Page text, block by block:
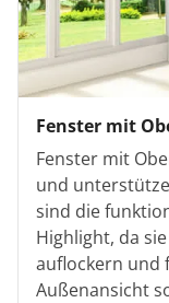
Fenster mit
Fenster mit
und
sind die
Highlight, da
auflockern und
Außenansicht